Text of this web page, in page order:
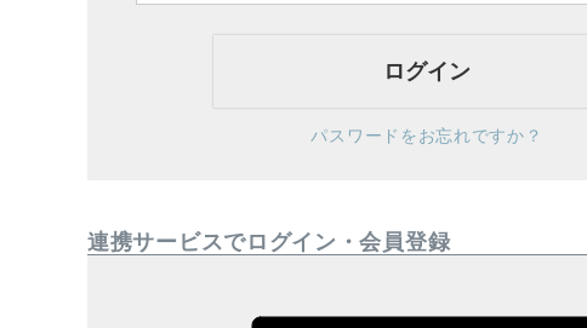
ログイン
パスワードをお忘れですか？
連携サービスでログイン・会員登録